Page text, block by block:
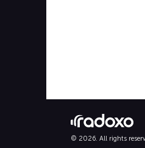
© 2026. All rights